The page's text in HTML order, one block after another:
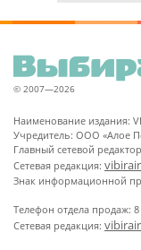
© 2007—2026
Наименование издания:
Учредитель: ООО «Алое
Главный сетевой
Сетевая редакция:
Знак информационной
Телефон отдела продаж: 8
Сетевая редакция: